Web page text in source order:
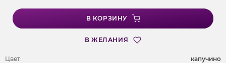
В КОРЗИНУ
В ЖЕЛАНИЯ
Цвет:
капучино